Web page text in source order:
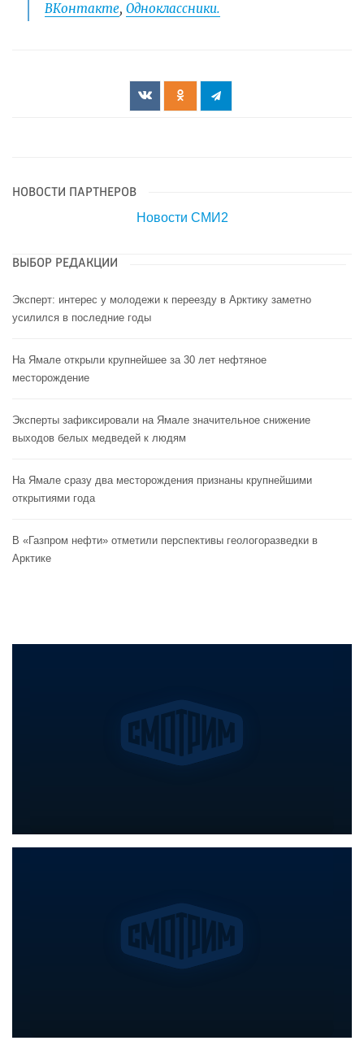
ВКонтакте, Одноклассники.
НОВОСТИ ПАРТНЕРОВ
Новости СМИ2
ВЫБОР РЕДАКЦИИ
Эксперт: интерес у молодежи к переезду в Арктику заметно
усилился в последние годы
На Ямале открыли крупнейшее за 30 лет нефтяное
месторождение
Эксперты зафиксировали на Ямале значительное снижение
выходов белых медведей к людям
На Ямале сразу два месторождения признаны крупнейшими
открытиями года
В «Газпром нефти» отметили перспективы геологоразведки в
Арктике